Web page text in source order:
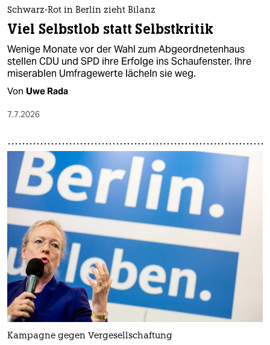
Schwarz-Rot in Berlin zieht Bilanz
Viel Selbstlob statt Selbstkritik
Wenige Monate vor der Wahl zum Abgeordnetenhaus
stellen CDU und SPD ihre Erfolge ins Schaufenster. Ihre
miserablen Umfragewerte lächeln sie weg.
Von Uwe Rada
7.7.2026
Kampagne gegen Vergesellschaftung